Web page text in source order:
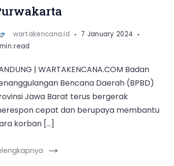
wartakencana.id
7 January 2024
read
| WARTAKENCANA.COM Badan
Bencana Daerah (BPBD)
Jawa Barat terus bergerak
cepat dan berupaya membantu
korban […]